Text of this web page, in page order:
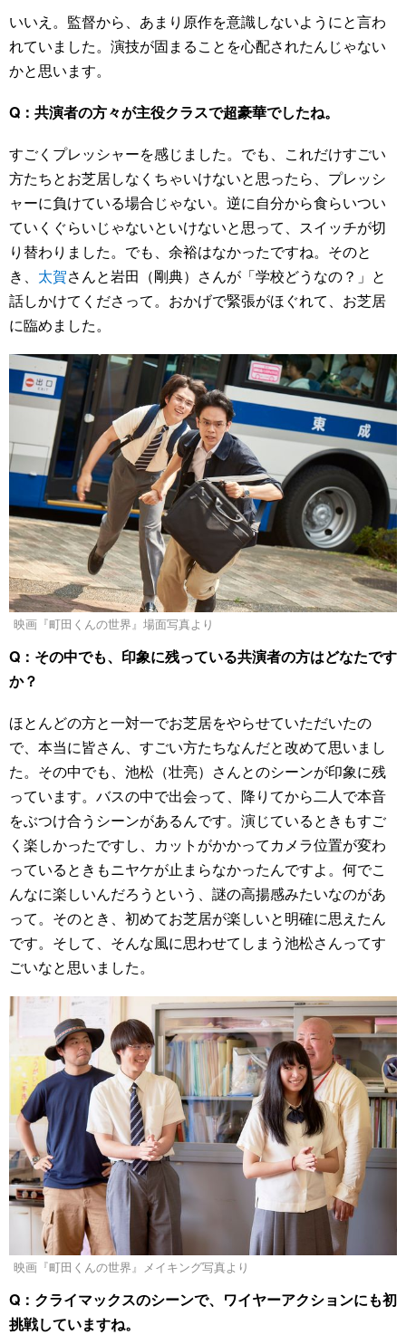
いいえ。監督から、あまり原作を意識しないようにと言わ
れていました。演技が固まることを心配されたんじゃない
かと思います。
Q：共演者の方々が主役クラスで超豪華でしたね。
すごくプレッシャーを感じました。でも、これだけすごい
方たちとお芝居しなくちゃいけないと思ったら、プレッシ
ャーに負けている場合じゃない。逆に自分から食らいつい
ていくぐらいじゃないといけないと思って、スイッチが切
り替わりました。でも、余裕はなかったですね。そのと
き、 太賀さんと岩田（剛典）さんが「学校どうなの？」と
話しかけてくださって。おかげで緊張がほぐれて、お芝居
に臨めました。
映画『町田くんの世界』場面写真より
Q：その中でも、印象に残っている共演者の方はどなたです
か？
ほとんどの方と一対一でお芝居をやらせていただいたの
で、本当に皆さん、すごい方たちなんだと改めて思いまし
た。その中でも、池松（壮亮）さんとのシーンが印象に残
っています。バスの中で出会って、降りてから二人で本音
をぶつけ合うシーンがあるんです。演じているときもすご
く楽しかったですし、カットがかかってカメラ位置が変わ
っているときもニヤケが止まらなかったんですよ。何でこ
んなに楽しいんだろうという、謎の高揚感みたいなのがあ
って。そのとき、初めてお芝居が楽しいと明確に思えたん
です。そして、そんな風に思わせてしまう池松さんってす
ごいなと思いました。
映画『町田くんの世界』メイキング写真より
Q：クライマックスのシーンで、ワイヤーアクションにも初
挑戦していますね。